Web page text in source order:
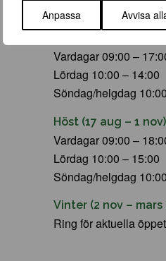
Anpassa Avvisa
Söndag/helgdag
Vardagar 09:00 –
Lördag 10:00 – 14:00
Söndag/helgdag
Höst (17 aug – 1 nov)
Vardagar 09:00 –
Lördag 10:00 – 15:00
Söndag/helgdag
Vinter (2 nov – mars
Ring för aktuella